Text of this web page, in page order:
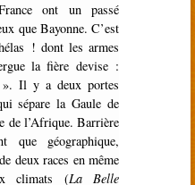
que Bayonne. C’est
! dont les armes
la fière devise :
». Il y a deux portes
sépare la Gaule de
de l’Afrique. Barrière
que géographique,
deux races en même
climats (La Belle